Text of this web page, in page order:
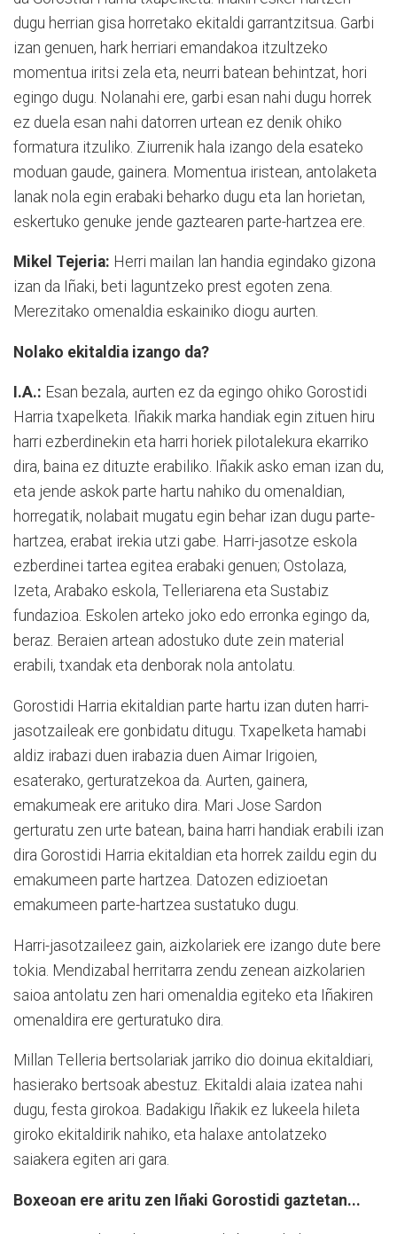
dugu herrian gisa horretako ekitaldi garrantzitsua. Garbi
izan genuen, hark herriari emandakoa itzultzeko
momentua iritsi zela eta, neurri batean behintzat, hori
egingo dugu. Nolanahi ere, garbi esan nahi dugu horrek
ez duela esan nahi datorren urtean ez denik ohiko
formatura itzuliko. Ziurrenik hala izango dela esateko
moduan gaude, gainera. Momentua iristean, antolaketa
lanak nola egin erabaki beharko dugu eta lan horietan,
eskertuko genuke jende gaztearen parte-hartzea ere.
Mikel Tejeria: Herri mailan lan handia egindako gizona
izan da Iñaki, beti laguntzeko prest egoten zena.
Merezitako omenaldia eskainiko diogu aurten.
Nolako ekitaldia izango da?
I.A.: Esan bezala, aurten ez da egingo ohiko Gorostidi
Harria txapelketa. Iñakik marka handiak egin zituen hiru
harri ezberdinekin eta harri horiek pilotalekura ekarriko
dira, baina ez dituzte erabiliko. Iñakik asko eman izan du,
eta jende askok parte hartu nahiko du omenaldian,
horregatik, nolabait mugatu egin behar izan dugu parte-
hartzea, erabat irekia utzi gabe. Harri-jasotze eskola
ezberdinei tartea egitea erabaki genuen; Ostolaza,
Izeta, Arabako eskola, Telleriarena eta Sustabiz
fundazioa. Eskolen arteko joko edo erronka egingo da,
beraz. Beraien artean adostuko dute zein material
erabili, txandak eta denborak nola antolatu.
Gorostidi Harria ekitaldian parte hartu izan duten harri-
jasotzaileak ere gonbidatu ditugu. Txapelketa hamabi
aldiz irabazi duen irabazia duen Aimar Irigoien,
esaterako, gerturatzekoa da. Aurten, gainera,
emakumeak ere arituko dira. Mari Jose Sardon
gerturatu zen urte batean, baina harri handiak erabili izan
dira Gorostidi Harria ekitaldian eta horrek zaildu egin du
emakumeen parte hartzea. Datozen edizioetan
emakumeen parte-hartzea sustatuko dugu.
Harri-jasotzaileez gain, aizkolariek ere izango dute bere
tokia. Mendizabal herritarra zendu zenean aizkolarien
saioa antolatu zen hari omenaldia egiteko eta Iñakiren
omenaldira ere gerturatuko dira.
Millan Telleria bertsolariak jarriko dio doinua ekitaldiari,
hasierako bertsoak abestuz. Ekitaldi alaia izatea nahi
dugu, festa girokoa. Badakigu Iñakik ez lukeela hileta
giroko ekitaldirik nahiko, eta halaxe antolatzeko
saiakera egiten ari gara.
Boxeoan ere aritu zen Iñaki Gorostidi gaztetan...